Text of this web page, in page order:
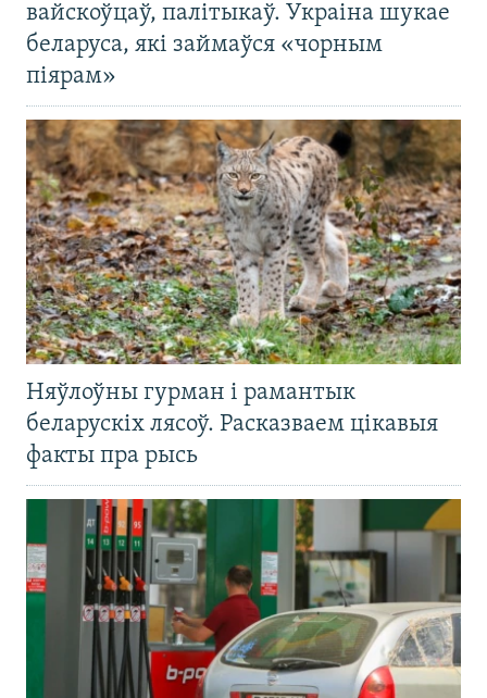
вайскоўцаў, палітыкаў. Украіна шукае
беларуса, які займаўся «чорным
піярам»
Няўлоўны гурман і рамантык
беларускіх лясоў. Расказваем цікавыя
факты пра рысь